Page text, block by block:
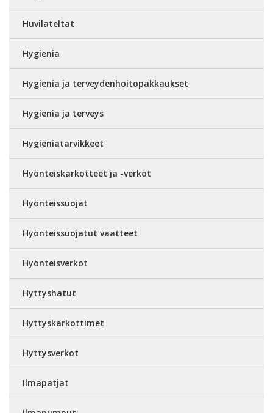
Huvilateltat
Hygienia
Hygienia ja terveydenhoitopakkaukset
Hygienia ja terveys
Hygieniatarvikkeet
Hyönteiskarkotteet ja -verkot
Hyönteissuojat
Hyönteissuojatut vaatteet
Hyönteisverkot
Hyttyshatut
Hyttyskarkottimet
Hyttysverkot
Ilmapatjat